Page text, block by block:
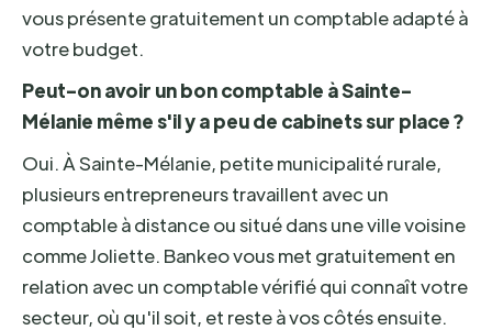
vous présente gratuitement un comptable adapté à
votre budget.
Peut-on avoir un bon comptable à Sainte-
Mélanie même s'il y a peu de cabinets sur place ?
Oui. À Sainte-Mélanie, petite municipalité rurale,
plusieurs entrepreneurs travaillent avec un
comptable à distance ou situé dans une ville voisine
comme Joliette. Bankeo vous met gratuitement en
relation avec un comptable vérifié qui connaît votre
secteur, où qu'il soit, et reste à vos côtés ensuite.